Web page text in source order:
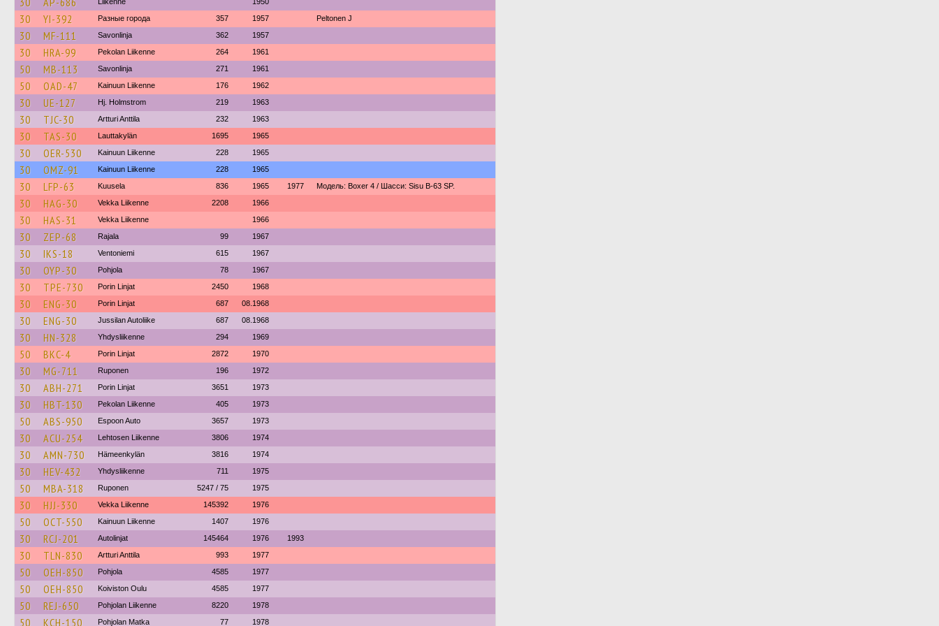
30 YI-392 Разные города 357 1957 Peltonen J
30 MF-111 Savonlinja 362 1957
30 HRA-99 Pekolan Liikenne 264 1961
50 MB-113 Savonlinja 271 1961
50 OAD-47 Kainuun Liikenne 176 1962
30 UE-127 Hj. Holmstrom 219 1963
30 TJC-30 Artturi Anttila 232 1963
30 TAS-30 Lauttakylän 1695 1965
30 OER-530 Kainuun Liikenne 228 1965
30 OMZ-91 Kainuun Liikenne 228 1965
30 LFP-63 Kuusela 836 1965 1977 Модель: Boxer 4 / Шасси: Sisu B-63 SP.
30 HAG-30 Vekka Liikenne 2208 1966
30 HAS-31 Vekka Liikenne 1966
30 ZEP-68 Rajala 99 1967
30 IKS-18 Ventoniemi 615 1967
30 OYP-30 Pohjola 78 1967
30 TPE-730 Porin Linjat 2450 1968
30 ENG-30 Porin Linjat 687 08.1968
30 ENG-30 Jussilan Autoliike 687 08.1968
30 HN-328 Yhdysliikenne 294 1969
50 BKC-4 Porin Linjat 2872 1970
30 MG-711 Ruponen 196 1972
30 ABH-271 Porin Linjat 3651 1973
30 HBT-130 Pekolan Liikenne 405 1973
50 ABS-950 Espoon Auto 3657 1973
30 ACU-254 Lehtosen Liikenne 3806 1974
30 AMN-730 Hämeenkylän 3816 1974
30 HEV-432 Yhdysliikenne 711 1975
50 MBA-318 Ruponen 5247 / 75 1975
30 HJJ-330 Vekka Liikenne 145392 1976
50 OCT-550 Kainuun Liikenne 1407 1976
30 RCJ-201 Autolinjat 145464 1976 1993
30 TLN-830 Artturi Anttila 993 1977
50 OEH-850 Pohjola 4585 1977
50 OEH-850 Koiviston Oulu 4585 1977
50 REJ-650 Pohjolan Liikenne 8220 1978
50 KCH-150 Pohjolan Matka 77 1978